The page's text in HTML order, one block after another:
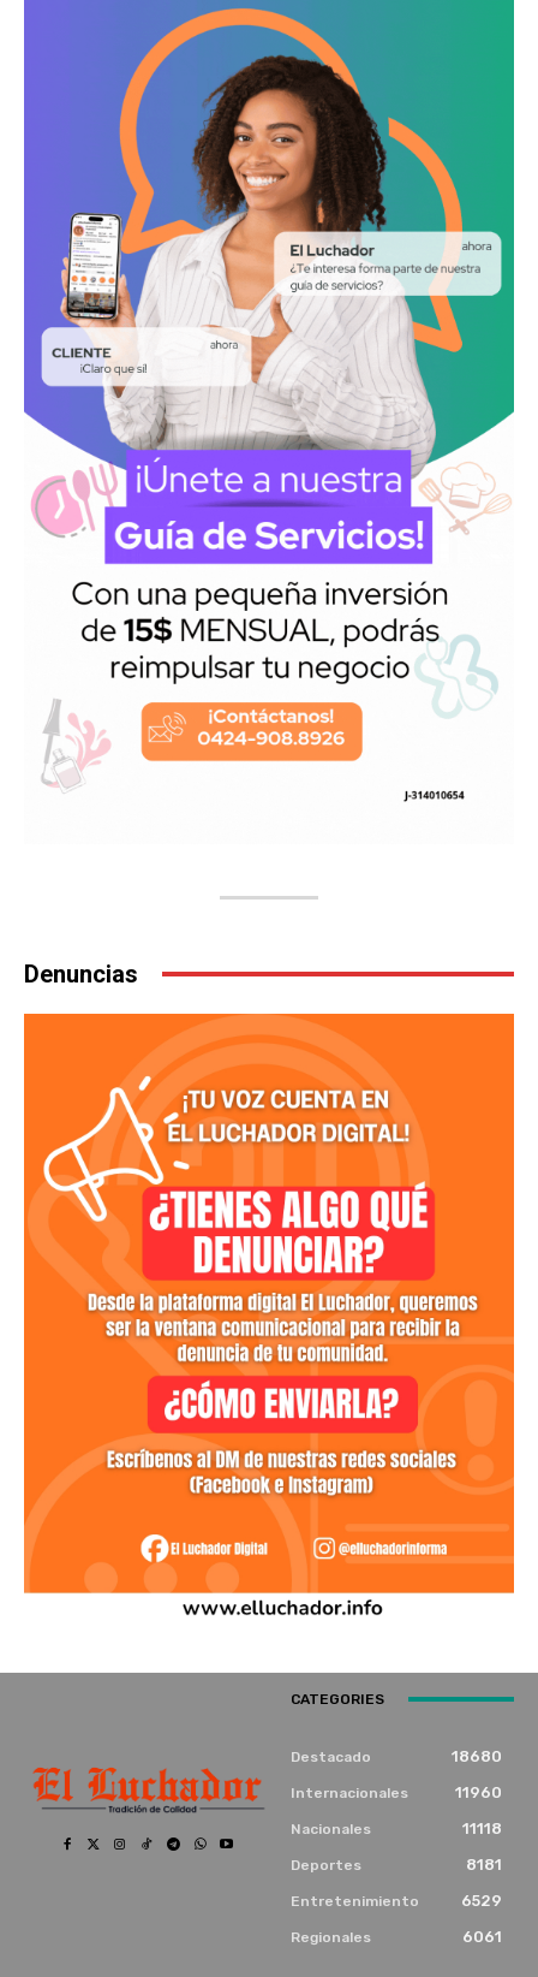
Denuncias
CATEGORIES
Destacado 18680
Internacionales 11960
Nacionales 11118
Deportes 8181
Entretenimiento 6529
Regionales 6061